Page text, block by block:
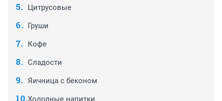
Цитрусовые
Груши
Кофе
Сладости
Яичница с беконом
Холодные напитки